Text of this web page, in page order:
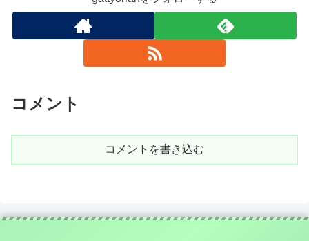
コメント
コメントを書き込む